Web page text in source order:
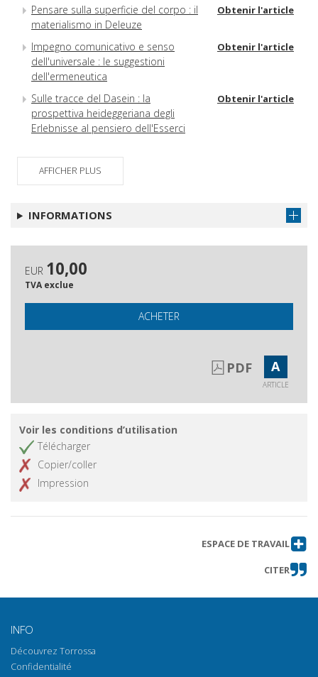
Pensare sulla superficie del corpo : il
materialismo in Deleuze
Obtenir l'article
Impegno comunicativo e senso
dell'universale : le suggestioni
dell'ermeneutica
Obtenir l'article
Sulle tracce del Dasein : la
prospettiva heideggeriana degli
Erlebnisse al pensiero dell'Esserci
Obtenir l'article
AFFICHER PLUS
INFORMATIONS
EUR 10,00
TVA exclue
ACHETER
PDF A
ARTICLE
Voir les conditions d’utilisation
Télécharger
Copier/coller
Impression
ESPACE DE TRAVAIL
CITER
INFO
Découvrez Torrossa
Confidentialité